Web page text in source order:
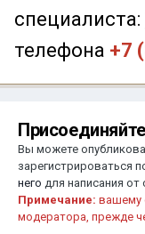
специалиста:
телефона +7
Вы можете
зарегистрироваться
него для написания от
Примечание: вашему
модератора, прежде